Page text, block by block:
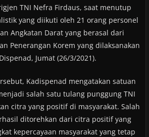
TNI Nefra Firdaus, saat menutup
yang diikuti oleh 21 orang personel
Angkatan Darat yang berasal dari
Penerangan Korem yang dilaksanakan
Jumat (26/3/2021).
Kadispenad mengatakan satuan
salah satu tulang punggung TNI
citra yang positif di masyarakat. Salah
ditorehkan dari citra positif yang
kepercayaan masyarakat yang tetap